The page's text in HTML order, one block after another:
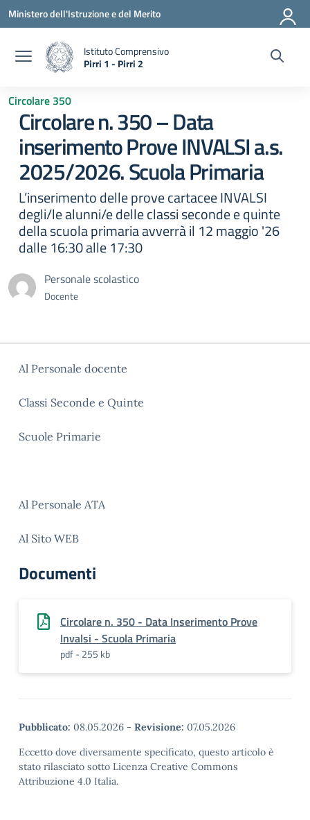
Vai ai contenuti
Vai al menu di navigazione
Vai al footer
Ministero dell'Istruzione e del Merito
Istituto Comprensivo
Pirri 1 - Pirri 2
Circolare 350
Circolare n. 350 – Data
inserimento Prove INVALSI a.s.
2025/2026. Scuola Primaria
L’inserimento delle prove cartacee INVALSI
degli/le alunni/e delle classi seconde e quinte
della scuola primaria avverrà il 12 maggio '26
dalle 16:30 alle 17:30
Personale scolastico
Docente
Al Personale docente
Classi Seconde e Quinte
Scuole Primarie
Al Personale ATA
Al Sito WEB
Documenti
Circolare n. 350 - Data Inserimento Prove
Invalsi - Scuola Primaria
pdf - 255 kb
Pubblicato: 08.05.2026 - Revisione: 07.05.2026
Eccetto dove diversamente specificato, questo articolo è
stato rilasciato sotto Licenza Creative Commons
Attribuzione 4.0 Italia.